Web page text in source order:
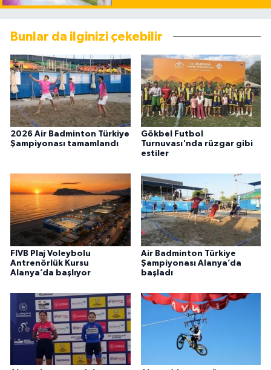
Bunlar da ilginizi çekebilir
2026 Air Badminton Türkiye
Şampiyonası tamamlandı
Gökbel Futbol
Turnuvası'nda rüzgar gibi
estiler
FIVB Plaj Voleybolu
Antrenörlük Kursu
Alanya’da başlıyor
Air Badminton Türkiye
Şampiyonası Alanya’da
başladı